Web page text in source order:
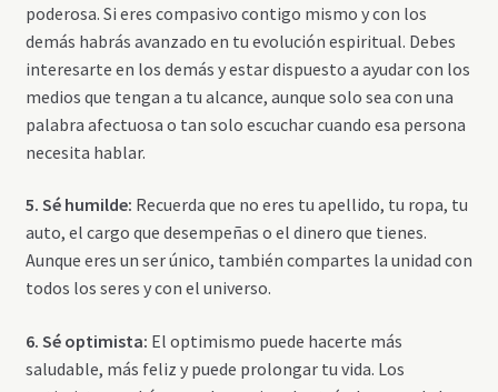
poderosa. Si eres compasivo contigo mismo y con los
demás habrás avanzado en tu evolución espiritual. Debes
interesarte en los demás y estar dispuesto a ayudar con los
medios que tengan a tu alcance, aunque solo sea con una
palabra afectuosa o tan solo escuchar cuando esa persona
necesita hablar.
5. Sé humilde: Recuerda que no eres tu apellido, tu ropa, tu
auto, el cargo que desempeñas o el dinero que tienes.
Aunque eres un ser único, también compartes la unidad con
todos los seres y con el universo.
6. Sé optimista: El optimismo puede hacerte más
saludable, más feliz y puede prolongar tu vida. Los